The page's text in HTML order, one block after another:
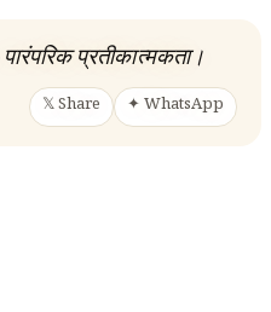
प्रतीकात्मकता।
𝕏 Share ✦ WhatsApp